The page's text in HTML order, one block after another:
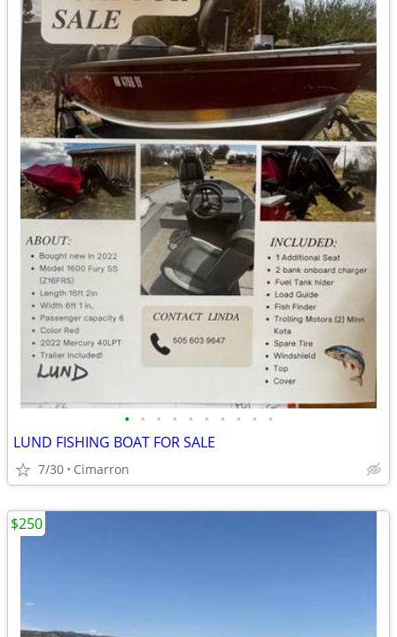
• • • • • • • • • •
LUND FISHING BOAT FOR SALE
7/30 Cimarron
$250